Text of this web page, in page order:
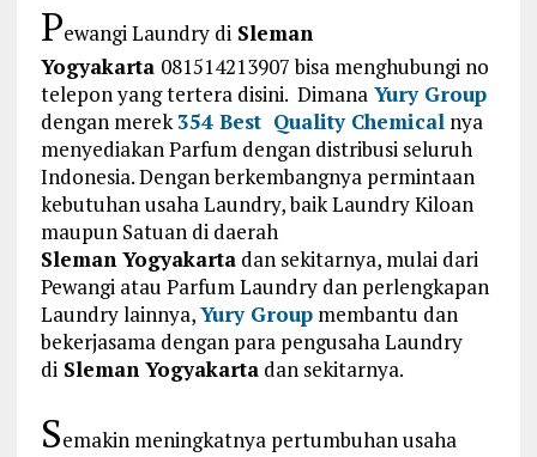
Pewangi Laundry diSleman
Yogyakarta 081514213907 bisa menghubungi no
telepon yang tertera disini. Dimana Yury Group
dengan merek354 Best Quality Chemicalnya
menyediakan Parfum dengan distribusi seluruh
Indonesia. Dengan berkembangnya permintaan
kebutuhan usaha Laundry, baik Laundry Kiloan
maupun Satuan di daerah
SlemanYogyakartadan sekitarnya, mulai dari
Pewangi atau Parfum Laundry dan perlengkapan
Laundry lainnya,Yury Groupmembantu dan
bekerjasama dengan para pengusaha Laundry
diSleman Yogyakartadan sekitarnya.
Semakin meningkatnya pertumbuhan usaha